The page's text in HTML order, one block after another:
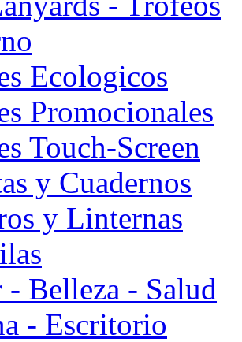
Ecologicos
Promocionales
Touch-Screen
y Cuadernos
y Linternas
Belleza - Salud
- Escritorio